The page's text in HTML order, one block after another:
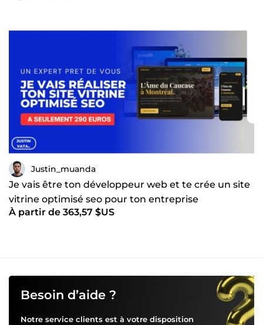
Justin_muanda
Je vais être ton développeur web et te crée un site
vitrine optimisé seo pour ton entreprise
À partir de 363,57 $US
Besoin d’aide ?
Notre service clients est à votre disposition